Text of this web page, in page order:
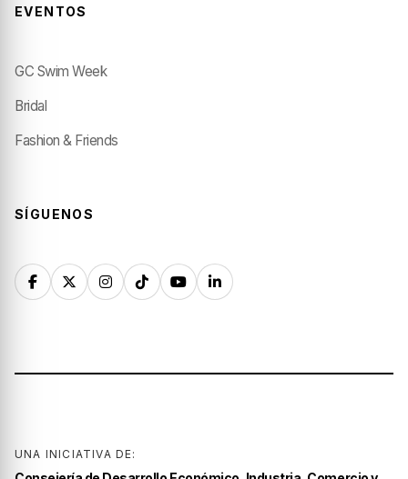
EVENTOS
GC Swim Week
Bridal
Fashion & Friends
SÍGUENOS
UNA INICIATIVA DE: